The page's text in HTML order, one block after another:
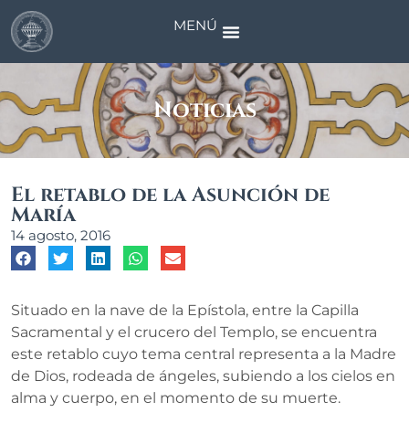
MENÚ
Noticias
El retablo de la Asunción de
María
14 agosto, 2016
Situado en la nave de la Epístola, entre la Capilla
Sacramental y el crucero del Templo, se encuentra
este retablo cuyo tema central representa a la Madre
de Dios, rodeada de ángeles, subiendo a los cielos en
alma y cuerpo, en el momento de su muerte.